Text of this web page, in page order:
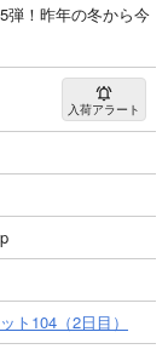
弾！昨年の冬から今
入荷アラート
104（2日目）